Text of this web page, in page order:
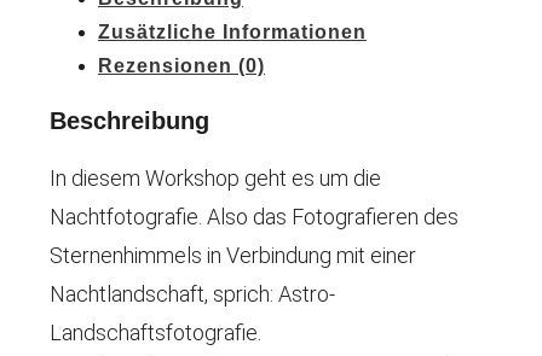
Zusätzliche Informationen
Rezensionen (0)
Beschreibung
In diesem Workshop geht es um die
Nachtfotografie. Also das Fotografieren des
Sternenhimmels in Verbindung mit einer
Nachtlandschaft, sprich: Astro-
Landschaftsfotografie.